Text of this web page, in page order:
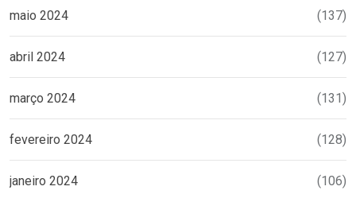
maio 2024 (137)
abril 2024 (127)
março 2024 (131)
fevereiro 2024 (128)
janeiro 2024 (106)